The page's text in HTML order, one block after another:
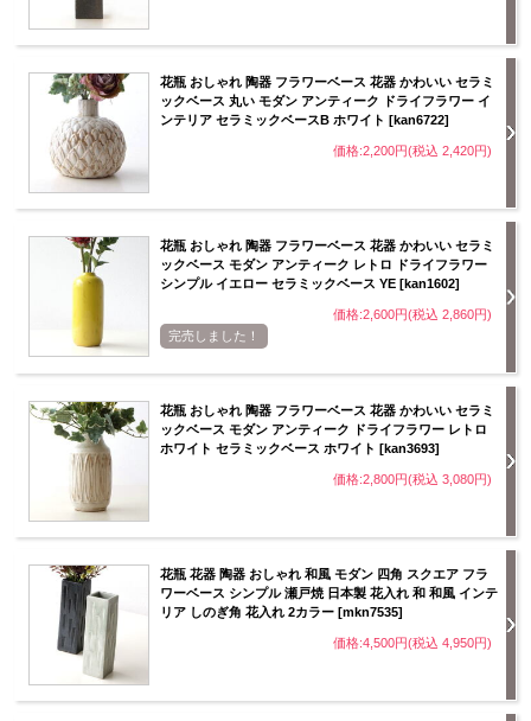
花瓶 おしゃれ 陶器 フラワーベース 花器 かわいい セラミ
ックベース 丸い モダン アンティーク ドライフラワー イ
ンテリア セラミックベースB ホワイト [kan6722]
価格:2,200円(税込 2,420円)
花瓶 おしゃれ 陶器 フラワーベース 花器 かわいい セラミ
ックベース モダン アンティーク レトロ ドライフラワー
シンプル イエロー セラミックベース YE [kan1602]
価格:2,600円(税込 2,860円)
完売しました！
花瓶 おしゃれ 陶器 フラワーベース 花器 かわいい セラミ
ックベース モダン アンティーク ドライフラワー レトロ
ホワイト セラミックベース ホワイト [kan3693]
価格:2,800円(税込 3,080円)
花瓶 花器 陶器 おしゃれ 和風 モダン 四角 スクエア フラ
ワーベース シンプル 瀬戸焼 日本製 花入れ 和 和風 インテ
リア しのぎ角 花入れ 2カラー [mkn7535]
価格:4,500円(税込 4,950円)